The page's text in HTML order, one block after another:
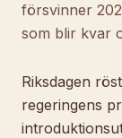
försvinner
som blir kvar
Riksdagen
regeringens